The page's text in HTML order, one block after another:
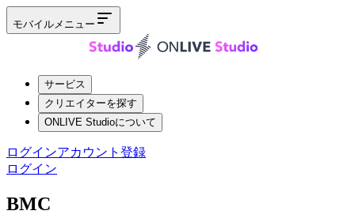
モバイルメニュー
サービス
クリエイターを探す
ONLIVE Studioについて
ログインアカウント登録
ログイン
BMC